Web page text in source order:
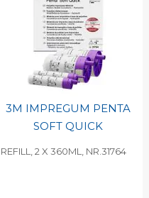
3M IMPREGUM PENTA
SOFT QUICK
REFILL, 2 X 360ML, NR.31764